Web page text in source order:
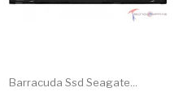
Barracuda Ssd Seagate...